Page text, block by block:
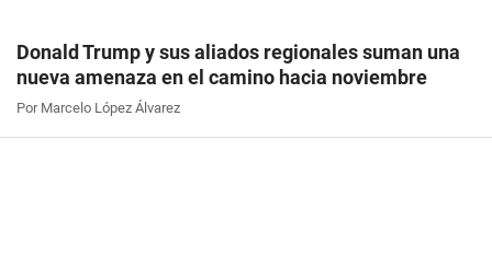
Donald Trump y sus aliados regionales suman una
nueva amenaza en el camino hacia noviembre
Por Marcelo López Álvarez